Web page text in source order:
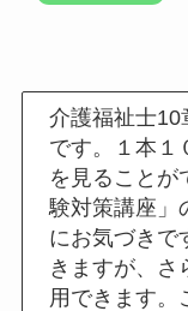
介護福祉士
です。１本１
を見ることが
験対策講座」
にお気づきで
きますが、さ
用できます。